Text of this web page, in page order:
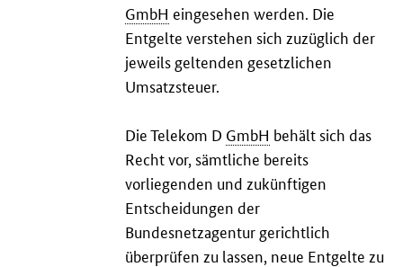
GmbH eingesehen werden. Die
Entgelte verstehen sich zuzüglich der
jeweils geltenden gesetzlichen
Umsatzsteuer.
Die Telekom D GmbH behält sich das
Recht vor, sämtliche bereits
vorliegenden und zukünftigen
Entscheidungen der
Bundesnetzagentur gerichtlich
überprüfen zu lassen, neue Entgelte zu